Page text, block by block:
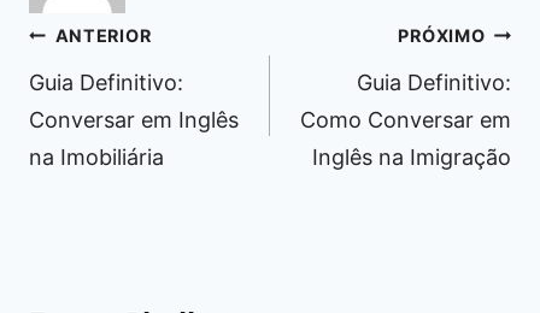
Navegação
de
Post
ANTERIOR
Guia Definitivo:
Conversar em Inglês
na Imobiliária
PRÓXIMO
Guia Definitivo:
Como Conversar em
Inglês na Imigração